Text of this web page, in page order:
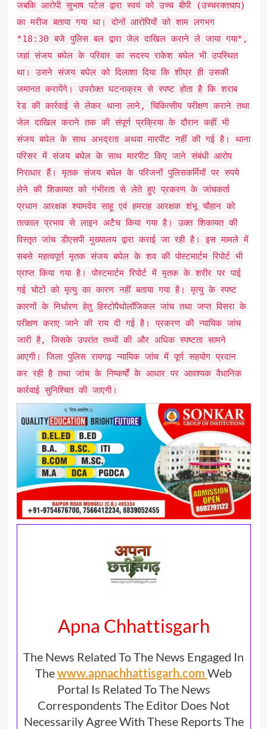
जबकि आरोपी सुभाष पटेल द्वारा स्वयं को उच्च बीपी (उच्चरक्तचाप)
का मरीज बताया गया था। दोनों आरोपियों को शाम लगभग
*18:30 बजे पुलिस बल द्वारा जेल दाखिल कराने ले जाया गया*,
जहां संजय बघेल के परिवार का सदस्य राकेश बघेल भी उपस्थित
था। उसने संजय बघेल को दिलाशा दिया कि शीघ्र ही उसकी
जमानत करायेंगे। उपरोक्त घटनाक्रम से स्पष्ट होता है कि शराब
रेड की कार्रवाई से लेकर थाना लाने, चिकित्सीय परीक्षण कराने तथा
जेल दाखिल कराने तक की संपूर्ण प्रक्रिया के दौरान कहीं भी
संजय बघेल के साथ अभद्रता अथवा मारपीट नहीं की गई है। थाना
परिसर में संजय बघेल के साथ मारपीट किए जाने संबंधी आरोप
निराधार हैं। मृतक संजय बघेल के परिजनों पुलिसकर्मियों पर रुपये
लेने की शिकायत को गंभीरता से लेते हुए प्रकरण के जांचकर्ता
प्रधान आरक्षक श्यामदेव साहू एवं हमराह आरक्षक शंभू चौहान को
तत्काल प्रभाव से लाइन अटैच किया गया है। उक्त शिकायत की
विस्तृत जांच डीएसपी मुख्यालय द्वारा कराई जा रही है। इस मामले में
सबसे महत्वपूर्ण मृतक संजय बघेल के शव की पोस्टमार्टम रिपोर्ट भी
प्राप्त किया गया है। पोस्टमार्टम रिपोर्ट में मृतक के शरीर पर पाई
गई चोटों को मृत्यु का कारण नहीं बताया गया है। मृत्यु के स्पष्ट
कारणों के निर्धारण हेतु हिस्टोपैथोलॉजिकल जांच तथा जप्त विसरा के
परीक्षण कराए जाने की राय दी गई है। प्रकरण की न्यायिक जांच
जारी है, जिसके उपरांत तथ्यों की और अधिक स्पष्टता सामने
आएगी। जिला पुलिस रायगढ़ न्यायिक जांच में पूर्ण सहयोग प्रदान
कर रही है तथा जांच के निष्कर्षों के आधार पर आवश्यक वैधानिक
कार्रवाई सुनिश्चित की जाएगी।
Apna Chhattisgarh
The News Related To The News Engaged In
Thewww.apnachhattisgarh.com Web
Portal Is Related To The News
Correspondents The Editor Does Not
Necessarily Agree With These Reports The